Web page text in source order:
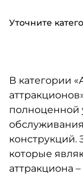
Уточните
В категории
полноценной
конструкций.
которые
аттракциона